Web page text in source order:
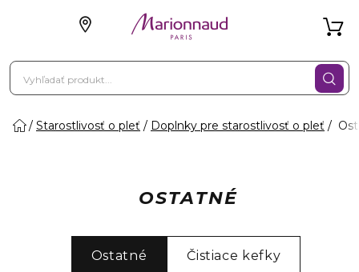
Starostlivosť o pleť Doplnky pre starostlivosť o pleť
OSTATNÉ
Ostatné Čistiace kefky